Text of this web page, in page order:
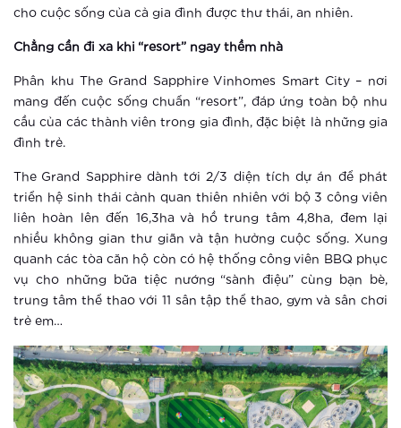
cho cuộc sống của cả gia đình được thư thái, an nhiên.
Chẳng cần đi xa khi “resort” ngay thềm nhà
Phân khu The Grand Sapphire Vinhomes Smart City – nơi
mang đến cuộc sống chuẩn “resort”, đáp ứng toàn bộ nhu
cầu của các thành viên trong gia đình, đặc biệt là những gia
đình trẻ.
The Grand Sapphire dành tới 2/3 diện tích dự án để phát
triển hệ sinh thái cảnh quan thiên nhiên với bộ 3 công viên
liên hoàn lên đến 16,3ha và hồ trung tâm 4,8ha, đem lại
nhiều không gian thư giãn và tận hưởng cuộc sống. Xung
quanh các tòa căn hộ còn có hệ thống công viên BBQ phục
vụ cho những bữa tiệc nướng “sành điệu” cùng bạn bè,
trung tâm thể thao với 11 sân tập thể thao, gym và sân chơi
trẻ em…
Vinhomes tái hiện không gian Á Đông
tại khu vườn Nhật phía Tây Hà Nội
Xem thêm
Thông báo thay đổi tiện ích cảnh
Xem thêm
Một ngày có thể dài 26 tiếng ở
Vinhomes Smart City?
Xem thêm
của người lớn tuổi
Xem thêm